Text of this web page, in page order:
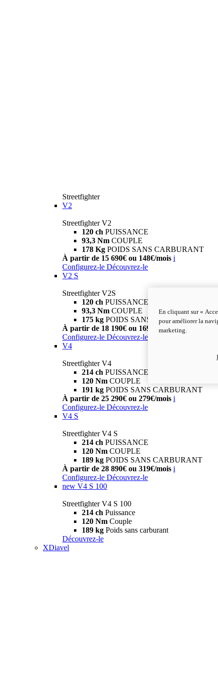
Streetfighter
V2
Streetfighter V2
120 ch PUISSANCE
93,3 Nm COUPLE
178 Kg POIDS SANS CARBURANT
À partir de 15 690€ ou 148€/mois i
Configurez-le Découvrez-le
V2 S
Streetfighter V2S
120 ch PUISSANCE
93,3 Nm COUPLE
175 kg POIDS SANS CARBURANT
À partir de 18 190€ ou 169€/mois i
Configurez-le Découvrez-le
V4
Streetfighter V4
214 ch PUISSANCE
120 Nm COUPLE
191 kg POIDS SANS CARBURANT
À partir de 25 290€ ou 279€/mois i
Configurez-le Découvrez-le
V4 S
Streetfighter V4 S
214 ch PUISSANCE
120 Nm COUPLE
189 kg POIDS SANS CARBURANT
À partir de 28 890€ ou 319€/mois i
Configurez-le Découvrez-le
new V4 S 100
Streetfighter V4 S 100
214 ch Puissance
120 Nm Couple
189 kg Poids sans carburant
Découvrez-le
XDiavel
En cliquant sur «
pour améliorer la
marketing.